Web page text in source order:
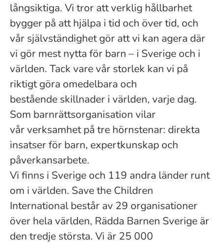
långsiktiga. Vi tror att verklig hållbarhet
bygger på att hjälpa i tid och över tid, och
vår självständighet gör att vi kan agera där
vi gör mest nytta för barn – i Sverige och i
världen. Tack vare vår storlek kan vi på
riktigt göra omedelbara och
bestående skillnader i världen, varje dag.
Som barnrättsorganisation vilar
vår verksamhet på tre hörnstenar: direkta
insatser för barn, expertkunskap och
påverkansarbete.
Vi finns i Sverige och 119 andra länder runt
om i världen. Save the Children
International består av 29 organisationer
över hela världen, Rädda Barnen Sverige är
den tredje största. Vi är 25 000